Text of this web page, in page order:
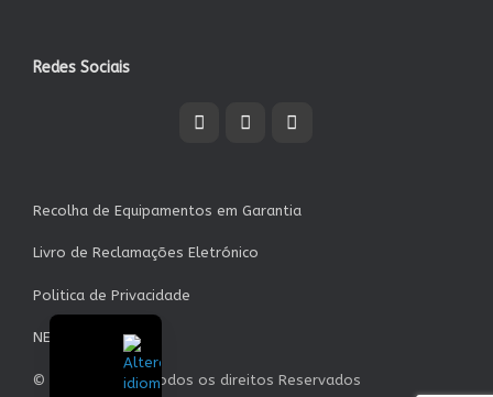
Redes Sociais
Recolha de Equipamentos em Garantia
Livro de Reclamações Eletrónico
Politica de Privacidade
NEWSLETTER
© Garrett S.A. - Todos os direitos Reservados